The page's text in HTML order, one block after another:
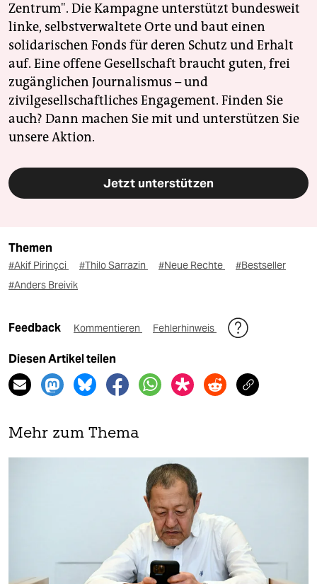
Zentrum". Die Kampagne unterstützt bundesweit
linke, selbstverwaltete Orte und baut einen
solidarischen Fonds für deren Schutz und Erhalt
auf. Eine offene Gesellschaft braucht guten, frei
zugänglichen Journalismus – und
zivilgesellschaftliches Engagement. Finden Sie
auch? Dann machen Sie mit und unterstützen Sie
unsere Aktion.
Jetzt unterstützen
Themen
#Akif Pirinçci #Thilo Sarrazin #Neue Rechte
#Bestseller
#Anders Breivik
Feedback Kommentieren Fehlerhinweis
Diesen Artikel teilen
Mehr zum Thema